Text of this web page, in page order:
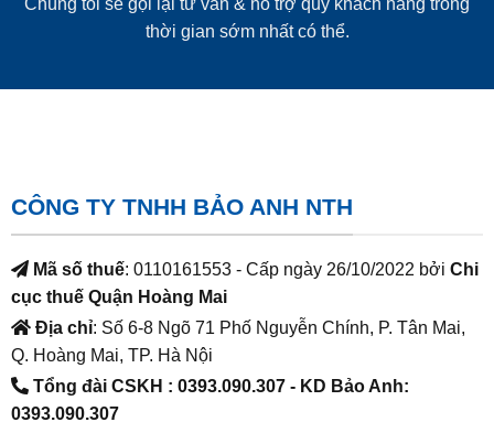
Chúng tôi sẽ gọi lại tư vấn & hỗ trợ quý khách hàng trong
thời gian sớm nhất có thể.
CÔNG TY TNHH BẢO ANH NTH
Mã số thuế: 0110161553 - Cấp ngày 26/10/2022 bởi Chi
cục thuế Quận Hoàng Mai
Địa chỉ: Số 6-8 Ngõ 71 Phố Nguyễn Chính, P. Tân Mai,
Q. Hoàng Mai, TP. Hà Nội
Tổng đài CSKH : 0393.090.307- KD Bảo Anh:
0393.090.307